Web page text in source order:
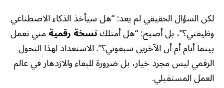
لكن السؤال الحقيقي لم يعد: “هل سيأخذ الذكاء الاصطناعي
وظيفتي؟”، بل أصبح: “هل أمتلكنسخة رقميةمني تعمل
بينما أنام أم أن الآخرين سبقوني؟”. الاستعداد لهذا التحول
الرقمي ليس مجرد خيار، بل ضرورة للبقاء والازدهار في عالم
العمل المستقبلي.